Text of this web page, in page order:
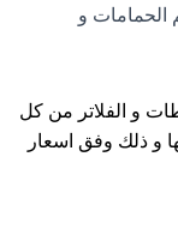
و
و الفلاتر من كل
و ذلك وفق اسعار